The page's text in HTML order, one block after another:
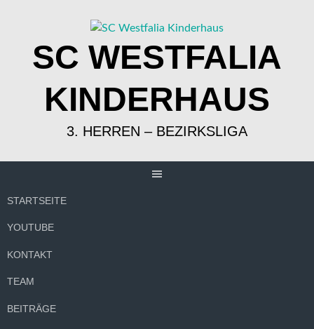
SC WESTFALIA
KINDERHAUS
3. HERREN – BEZIRKSLIGA
STARTSEITE
YOUTUBE
KONTAKT
TEAM
BEITRÄGE